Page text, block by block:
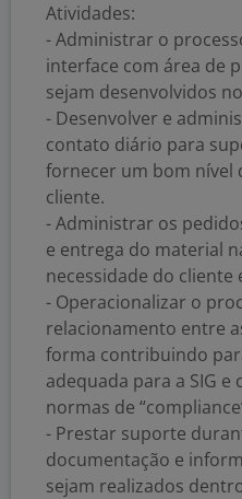
Atividades:
- Administrar o
interface com área de
sejam desenvolvidos
- Desenvolver e
contato diário para
fornecer um bom nível
cliente.
- Administrar os
e entrega do material
necessidade do cliente
- Operacionalizar o
relacionamento entre
forma contribuindo
adequada para a SIG
normas de
- Prestar suporte
documentação e
sejam realizados